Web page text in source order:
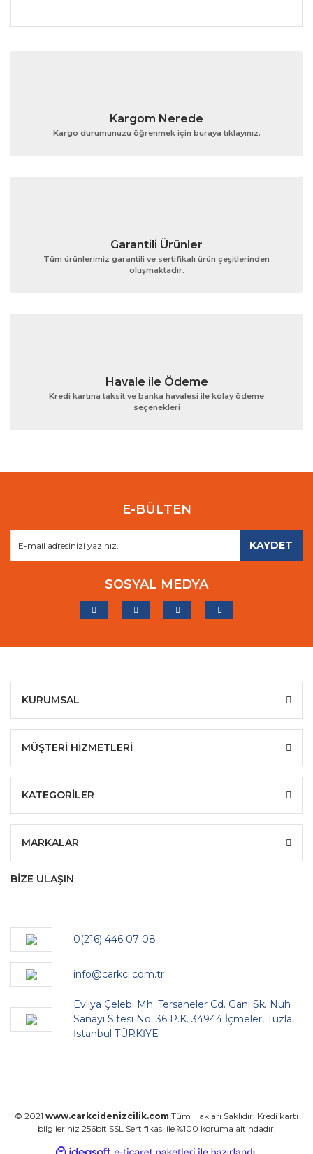
Bu ürünün fiyat bilgisi, resim, ürün açıklamalarında ve
Ürün açıklamasında eksik bilgiler bulunuyor.
Gönder
Kargom Nerede
Kargo durumunuzu öğrenmek için buraya tıklayınız.
Garantili Ürünler
Tüm ürünlerimiz garantili ve sertifikalı ürün çeşitlerinden
oluşmaktadır.
Havale ile Ödeme
Kredi kartına taksit ve banka havalesi ile kolay ödeme
seçenekleri
E-BÜLTEN
KAYDET
SOSYAL MEDYA
KURUMSAL
MÜŞTERİ HİZMETLERİ
KATEGORİLER
MARKALAR
BİZE ULAŞIN
0(216) 446 07 08
info@carkci.com.tr
Evliya Çelebi Mh. Tersaneler Cd. Gani Sk. Nuh
Sanayi Sitesi No: 36 P.K. 34944 İçmeler, Tuzla,
İstanbul TÜRKİYE
© 2021 www.carkcidenizcilik.com Tüm Hakları Saklıdır. Kredi kartı
bilgileriniz 256bit SSL Sertifikası ile %100 koruma altındadır.